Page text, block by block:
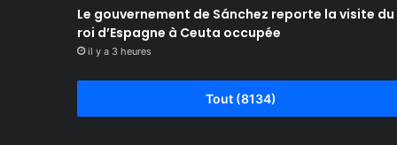
Le gouvernement de Sánchez reporte la visite du
roi d’Espagne à Ceuta occupée
il y a 3 heures
Tout (8134)